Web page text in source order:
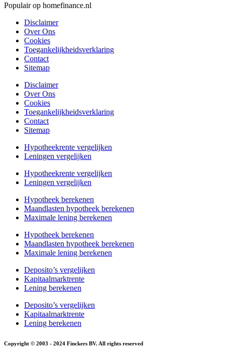
Populair op homefinance.nl
Disclaimer
Over Ons
Cookies
Toegankelijkheidsverklaring
Contact
Sitemap
Disclaimer
Over Ons
Cookies
Toegankelijkheidsverklaring
Contact
Sitemap
Hypotheekrente vergelijken
Leningen vergelijken
Hypotheekrente vergelijken
Leningen vergelijken
Hypotheek berekenen
Maandlasten hypotheek berekenen
Maximale lening berekenen
Hypotheek berekenen
Maandlasten hypotheek berekenen
Maximale lening berekenen
Deposito’s vergelijken
Kapitaalmarktrente
Lening berekenen
Deposito’s vergelijken
Kapitaalmarktrente
Lening berekenen
Copyright © 2003 - 2024 Finckers BV. All rights reserved